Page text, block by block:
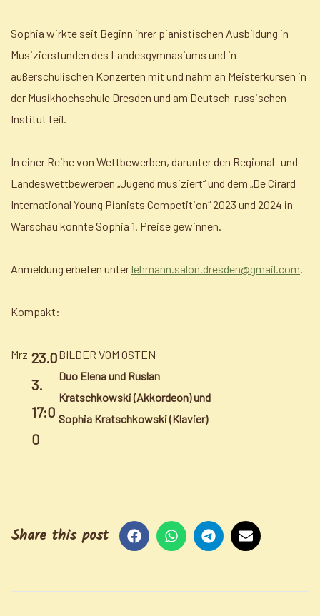
Sophia wirkte seit Beginn ihrer pianistischen Ausbildung in
Musizierstunden des Landesgymnasiums und in
außerschulischen Konzerten mit und nahm an Meisterkursen in
der Musikhochschule Dresden und am Deutsch-russischen
Institut teil.
In einer Reihe von Wettbewerben, darunter den Regional- und
Landeswettbewerben „Jugend musiziert“ und dem „De Cirard
International Young Pianists Competition“ 2023 und 2024 in
Warschau konnte Sophia 1. Preise gewinnen.
Anmeldung erbeten unterlehmann.salon.dresden@gmail.com
Kompakt:
Mrz 23.0
3.
17:0
0
BILDER VOM OSTEN
Duo Elena und Ruslan
Kratschkowski (Akkordeon) und
Sophia Kratschkowski (Klavier)
Share this post